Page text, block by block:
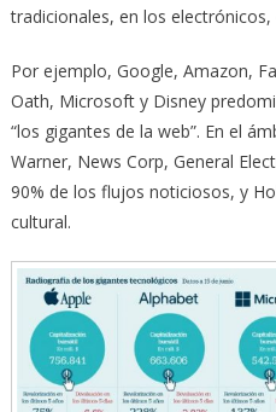
tradicionales, en los electrónicos,
Por ejemplo, Google, Amazon,
Oath, Microsoft y Disney
“los gigantes de la web”. En el
Warner, News Corp, General
90% de los flujos noticiosos, y
cultural.